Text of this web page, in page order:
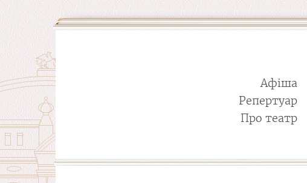
Афіша
Репертуар
Про театр